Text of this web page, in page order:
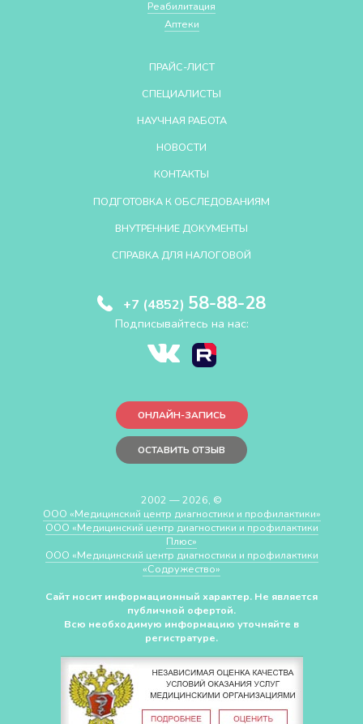
Реабилитация
Аптеки
ПРАЙС-ЛИСТ
СПЕЦИАЛИСТЫ
НАУЧНАЯ РАБОТА
НОВОСТИ
КОНТАКТЫ
ПОДГОТОВКА К ОБСЛЕДОВАНИЯМ
ВНУТРЕННИЕ ДОКУМЕНТЫ
СПРАВКА ДЛЯ НАЛОГОВОЙ
+7 (4852) 58-88-28
Подписывайтесь на нас:
ОНЛАЙН-ЗАПИСЬ
ОСТАВИТЬ ОТЗЫВ
2002 — 2026, ©
ООО «Медицинский центр диагностики и профилактики»
ООО «Медицинский центр диагностики и профилактики
Плюс»
ООО «Медицинский центр диагностики и профилактики
«Cодружество»
Сайт носит информационный характер. Не является
публичной офертой.
Всю необходимую информацию уточняйте в
регистратуре.